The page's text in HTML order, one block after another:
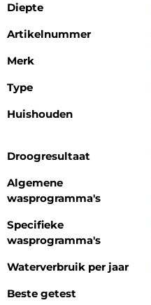
Diepte
Artikelnummer
Merk
Type
Huishouden
Droogresultaat
Algemene
wasprogramma's
Specifieke
wasprogramma's
Waterverbruik per jaar
Beste getest